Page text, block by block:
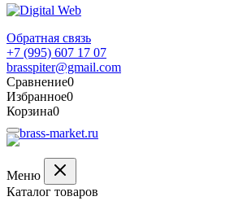
Обратная связь
+7 (995) 607 17 07
brasspiter@gmail.com
Сравнение0
Избранное0
Корзина0
Меню
Каталог товаров